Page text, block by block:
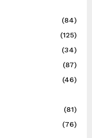
(84)
(125)
(34)
(87)
(46)
(81)
(76)